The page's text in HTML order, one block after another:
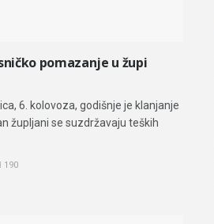
pomazanje u župi
6. kolovoza, godišnje je klanjanje
župljani se suzdržavaju teških
190